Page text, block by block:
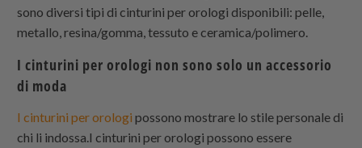
sono diversi tipi di cinturini per orologi disponibili: pelle,
metallo, resina/gomma, tessuto e ceramica/polimero.
I cinturini per orologi non sono solo un accessorio
di moda
I cinturini per orologi possono mostrare lo stile personale di
chi li indossa.I cinturini per orologi possono essere